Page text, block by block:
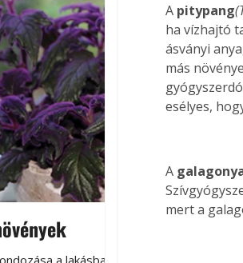
A pitypang
ha vízhajtó
ásványi
más
esélyes,
A
mert a